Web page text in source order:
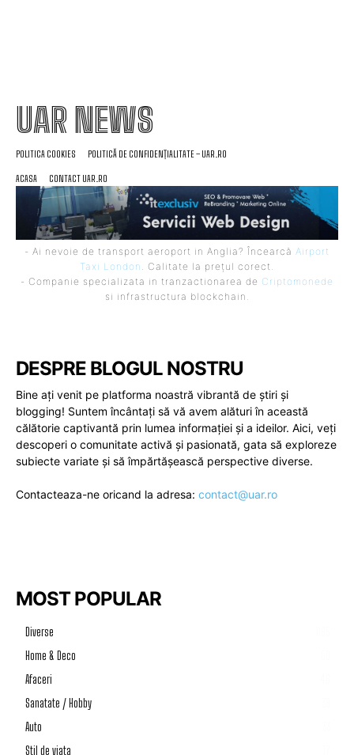
UAR NEWS
POLITICA COOKIES POLITICĂ DE CONFIDENȚIALITATE – UAR.RO
ACASA CONTACT UAR.RO
- Ai nevoie de transport aeroport in Anglia? Încearcă Airport
Taxi London
. Calitate la prețul corect.
- Companie specializata in tranzactionarea de Criptomonede
si infrastructura blockchain.
DESPRE BLOGUL NOSTRU
Bine ați venit pe platforma noastră vibrantă de știri și
blogging! Suntem încântați să vă avem alături în această
călătorie captivantă prin lumea informației și a ideilor. Aici, veți
descoperi o comunitate activă și pasionată, gata să exploreze
subiecte variate și să împărtășească perspective diverse.
Contacteaza-ne oricand la adresa: contact@uar.ro
MOST POPULAR
Diverse
Home & Deco
Afaceri
Sanatate / Hobby
Auto
Stil de viata